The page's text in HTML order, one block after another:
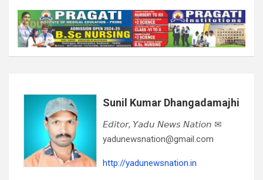
Sunil Kumar Dhangadamajhi
𝘌𝘥𝘪𝘵𝘰𝘳, 𝘠𝘢𝘥𝘶 𝘕𝘦𝘸𝘴 𝘕𝘢𝘵𝘪𝘰𝘯 ✉
yadunewsnation@gmail.com
http://yadunewsnation.in